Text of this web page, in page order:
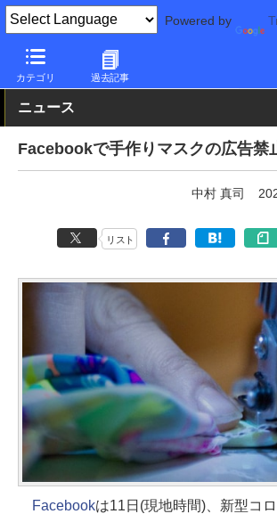
Powered by
カテゴリ 過去記事
PC Watch 市場 サービス
ニュース
Facebookで手作りマスクの広告禁
中村 真司
リスト
Facebookは11日(現地時間)、新型コ